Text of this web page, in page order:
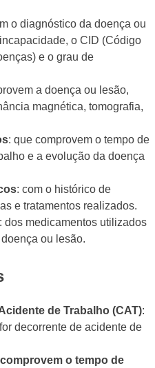
o diagnóstico da doença ou
o CID (Código
e o grau de
a doença ou lesão,
magnética, tomografia,
: que comprovem o tempo de
e a evolução da doença
: com o histórico de
e tratamentos realizados.
: dos medicamentos utilizados
ou lesão.
de Trabalho (CAT):
decorrente de acidente de
o tempo de